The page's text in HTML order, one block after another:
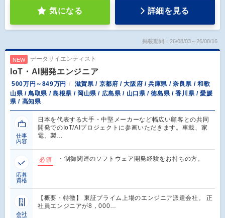
気になる 詳細を見る
掲載期間：26/08/03～26/08/16
NEW データサイエンティスト
IoT・AI開発エンジニア
500万円～849万円
滋賀県 / 京都府 / 大阪府 / 兵庫県 / 奈良県 / 和歌
山県 / 鳥取県 / 島根県 / 岡山県 / 広島県 / 山口県 / 徳島県 / 香川県 / 愛媛
県 / 高知県
仕事
内容
日本を代表する大手・中堅メーカーなど幅広い顧客との共同
開発でのIoT/AIプロジェクトに参画いただきます。車載、家
電、製…
応募
資格
必須 ・制御関連のソフトウェア開発経験をお持ちの方。
会社
【概要・特徴】 東証プライム上場のエンジニア派遣会社。 正
社員エンジニアが8，000…